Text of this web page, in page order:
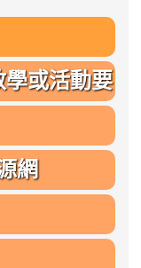
學或活動要
網